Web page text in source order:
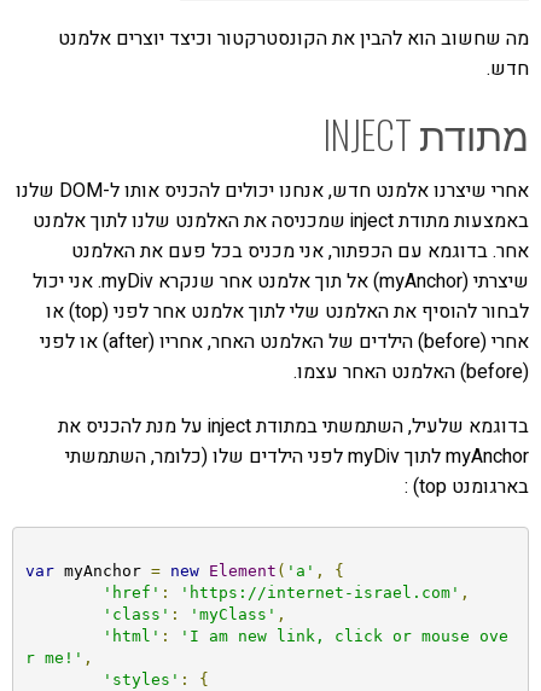
מה שחשוב הוא להבין את הקונסטרקטור וכיצד יוצרים אלמנט
חדש.
מתודת INJECT
אחרי שיצרנו אלמנט חדש, אנחנו יכולים להכניס אותו ל-DOM שלנו
באמצעות מתודת inject שמכניסה את האלמנט שלנו לתוך אלמנט
אחר. בדוגמא עם הכפתור, אני מכניס בכל פעם את האלמנט
שיצרתי (myAnchor) אל תוך אלמנט אחר שנקרא myDiv. אני יכול
לבחור להוסיף את האלמנט שלי לתוך אלמנט אחר לפני (top) או
אחרי (before) הילדים של האלמנט האחר, אחריו (after) או לפני
(before) האלמנט האחר עצמו.
בדוגמא שלעיל, השתמשתי במתודת inject על מנת להכניס את
myAnchor לתוך myDiv לפני הילדים שלו (כלומר, השתמשתי
בארגומנט top) :
var myAnchor = new Element ( 'a' ,
{
'href' : 'https://internet-israel.com' ,
'class' : 'myClass' ,
'html' :
'I am new link, click or mouse ove
r me!' ,
'styles' :
{